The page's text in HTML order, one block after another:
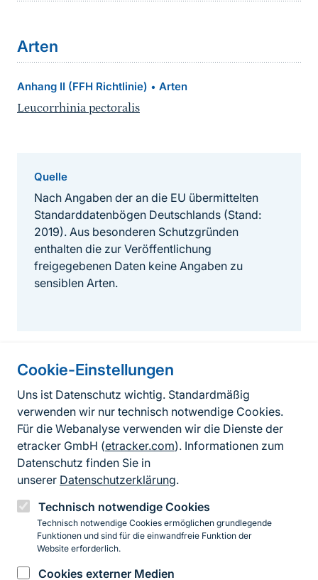
Cookie-Einstellungen
Uns ist Datenschutz wichtig. Standardmäßig
verwenden wir nur technisch notwendige Cookies.
Für die Webanalyse verwenden wir die Dienste der
etracker GmbH (etracker.com). Informationen zum
Datenschutz finden Sie in
unserer Datenschutzerklärung.
Technisch notwendige Cookies
Technisch notwendige Cookies ermöglichen grundlegende
Funktionen und sind für die einwandfreie Funktion der
Website erforderlich.
Cookies externer Medien
Arten
Anhang II (FFH Richtlinie) • Arten
Leucorrhinia pectoralis
Quelle
Nach Angaben der an die EU übermittelten
Standarddatenbögen Deutschlands (Stand:
2019). Aus besonderen Schutzgründen
enthalten die zur Veröffentlichung
freigegebenen Daten keine Angaben zu
sensiblen Arten.
Informationen zur Seite
FußzeileKontakt zum BfN
Kontaktformular
Erklärung zur Barrierefreiheit
Impressum
Datenschutz